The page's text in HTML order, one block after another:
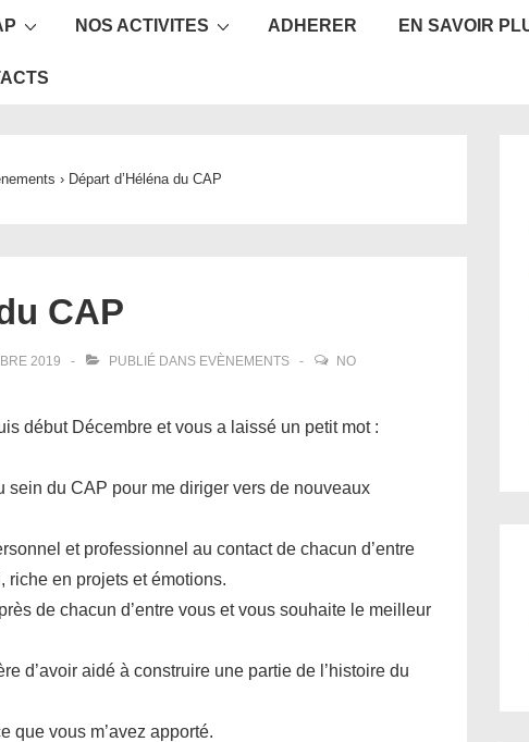
NOS ACTIVITES ADHERER EN SAVOIR
› Départ d’Héléna du CAP
CAP
2019 PUBLIÉ DANS EVÈNEMENTS
NO
début Décembre et vous a laissé un petit mot :
sein du CAP pour me diriger vers de nouveaux
et professionnel au contact de chacun d’entre
riche en projets et émotions.
de chacun d’entre vous et vous souhaite le meilleur
d’avoir aidé à construire une partie de l’histoire du
que vous m’avez apporté.